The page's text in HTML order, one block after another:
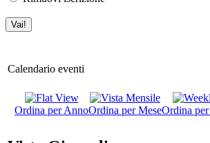
Calendario eventi
Ordina per AnnoOrdina per MeseOrdina